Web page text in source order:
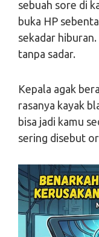
sebuah sore di
buka HP
sekadar
tanpa sadar.
Kepala agak
rasanya kayak
bisa jadi kamu
sering disebut